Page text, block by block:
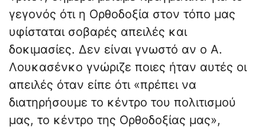
γεγονός ότι η Ορθοδοξία στον τόπο μας
υφίσταται σοβαρές απειλές και
δοκιμασίες. Δεν είναι γνωστό αν ο Α.
Λουκασένκο γνώριζε ποιες ήταν αυτές οι
απειλές όταν είπε ότι «πρέπει να
διατηρήσουμε το κέντρο του πολιτισμού
μας, το κέντρο της Ορθοδοξίας μας»,